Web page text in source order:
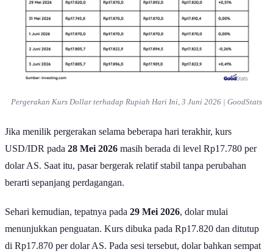
Pergerakan Kurs Dollar terhadap Rupiah Hari Ini, 3 Juni 2026 | GoodStats
Jika menilik pergerakan selama beberapa hari terakhir, kurs
USD/IDR pada 28 Mei 2026 masih berada di level Rp17.780 per
dolar AS. Saat itu, pasar bergerak relatif stabil tanpa perubahan
berarti sepanjang perdagangan.
Sehari kemudian, tepatnya pada 29 Mei 2026, dolar mulai
menunjukkan penguatan. Kurs dibuka pada Rp17.820 dan ditutup
di Rp17.870 per dolar AS. Pada sesi tersebut, dolar bahkan sempat